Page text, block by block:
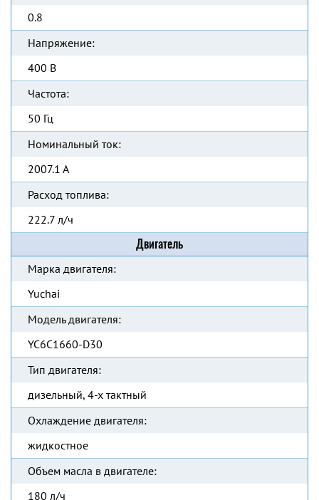
0.8
Напряжение:
400 В
Частота:
50 Гц
Номинальный ток:
2007.1 А
Расход топлива:
222.7 л/ч
Двигатель
Марка двигателя:
Yuchai
Модель двигателя:
YC6C1660-D30
Тип двигателя:
дизельный, 4-х тактный
Охлаждение двигателя:
жидкостное
Объем масла в двигателе:
180 л/ч